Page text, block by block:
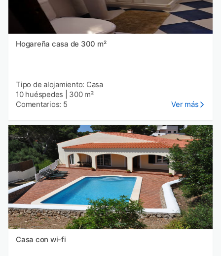
Hogareña casa de 300 m²
Tipo de alojamiento: Casa
10 huéspedes
300 m²
Comentarios: 5
Ver más
Casa con wi-fi